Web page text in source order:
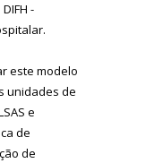
-
este modelo
unidades de
e
de
de